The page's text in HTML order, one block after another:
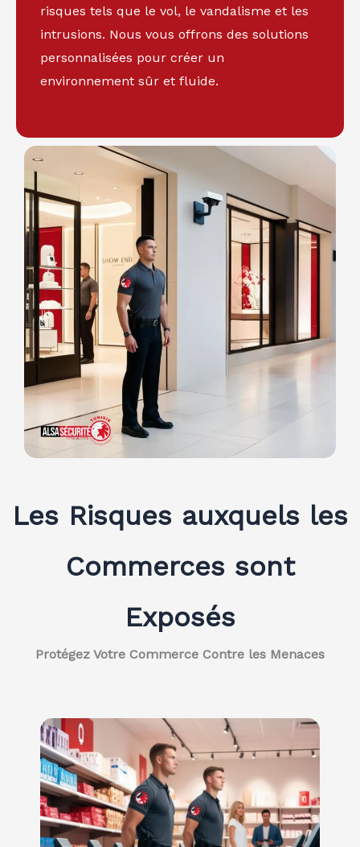
risques tels que le vol, le vandalisme et les
intrusions. Nous vous offrons des solutions
personnalisées pour créer un
environnement sûr et fluide.
Les Risques auxquels les
Commerces sont
Exposés
Protégez Votre Commerce Contre les Menaces